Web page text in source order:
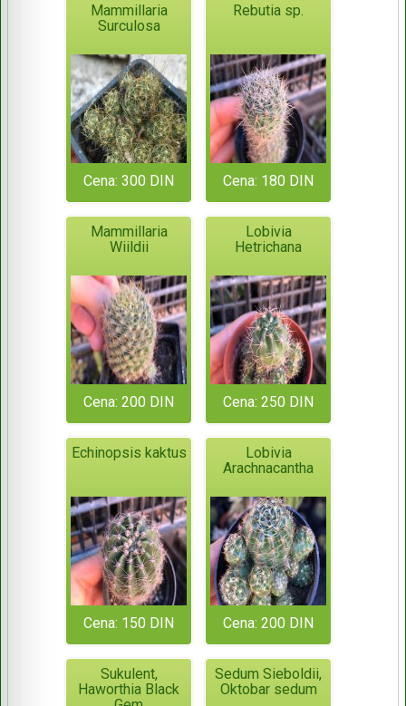
Mammillaria
Surculosa
Cena: 300 DIN
Rebutia sp.
Cena: 180 DIN
Mammillaria
Wiildii
Cena: 200 DIN
Lobivia
Hetrichana
Cena: 250 DIN
Echinopsis kaktus
Cena: 150 DIN
Lobivia
Arachnacantha
Cena: 200 DIN
Sukulent,
Haworthia Black
Sedum Sieboldii,
Oktobar sedum